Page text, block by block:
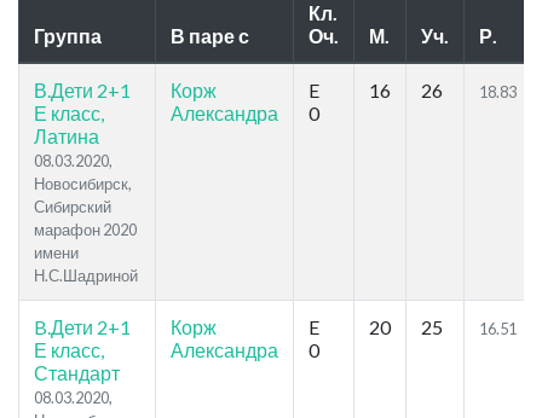
Группа В паре с
Кл.
Оч.
М. Уч. Р.
В.Дети 2+1
Е класс,
Латина
08.03.2020,
Новосибирск,
Сибирский
марафон 2020
имени
Н.С.Шадриной
Корж
Александра
E
0
16 26 18.83
B.Дети 2+1
Е класс,
Стандарт
08.03.2020,
Корж
Александра
E
0
20 25 16.51